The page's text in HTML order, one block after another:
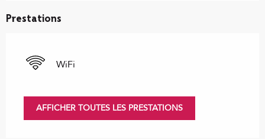
Prestations
WiFi
AFFICHER TOUTES LES PRESTATIONS